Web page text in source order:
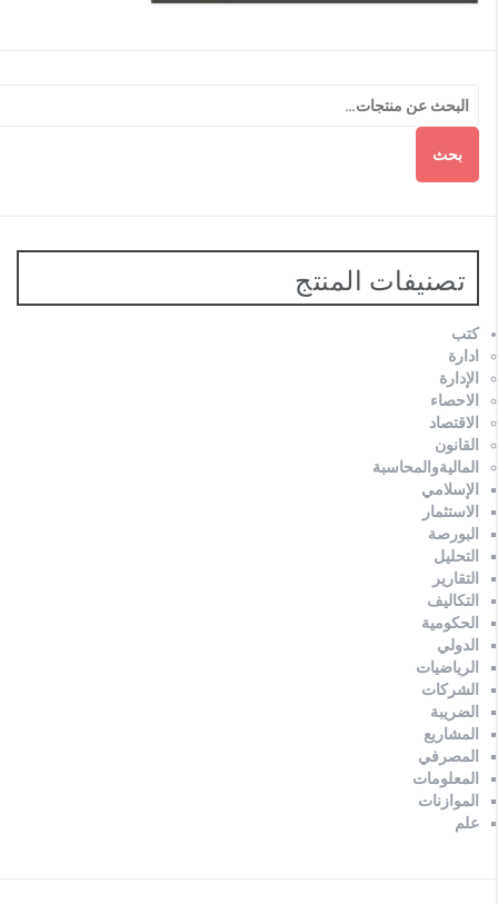
بحث
تصنيفات المنتج
كتب
ادارة
الإدارة
الاحصاء
الاقتصاد
القانون
الماليةوالمحاسبة
الإسلامي
الاستثمار
البورصة
التحليل
التقارير
التكاليف
الحكومية
الدولي
الرياضيات
الشركات
الضريبة
المشاريع
المصرفي
المعلومات
الموازنات
علم